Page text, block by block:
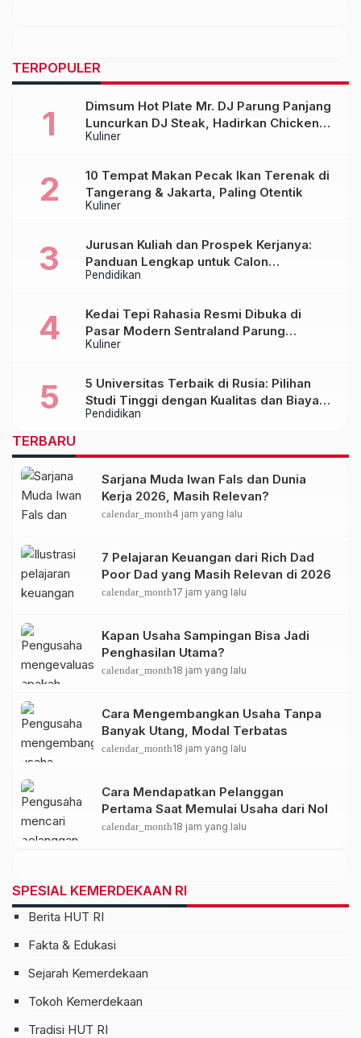
TERPOPULER
Kuliner
Dimsum Hot Plate Mr. DJ Parung Panjang
Luncurkan DJ Steak, Hadirkan Chicken
Steak Orisinal di Atas Hot Plate
Kuliner
10 Tempat Makan Pecak Ikan Terenak di
Tangerang & Jakarta, Paling Otentik
Pendidikan
Jurusan Kuliah dan Prospek Kerjanya:
Panduan Lengkap untuk Calon
Mahasiswa
Kuliner
Kedai Tepi Rahasia Resmi Dibuka di
Pasar Modern Sentraland Parung
Panjang, Hadirkan Sambal Rempah
Pendidikan
5 Universitas Terbaik di Rusia: Pilihan
Studi Tinggi dengan Kualitas dan Biaya
Terjangkau
TERBARU
Sarjana Muda Iwan Fals dan Dunia
Kerja 2026, Masih Relevan?
calendar_month4 jam yang lalu
7 Pelajaran Keuangan dari Rich Dad
Poor Dad yang Masih Relevan di 2026
calendar_month17 jam yang lalu
Kapan Usaha Sampingan Bisa Jadi
Penghasilan Utama?
calendar_month18 jam yang lalu
Cara Mengembangkan Usaha Tanpa
Banyak Utang, Modal Terbatas
calendar_month18 jam yang lalu
Cara Mendapatkan Pelanggan
Pertama Saat Memulai Usaha dari Nol
calendar_month18 jam yang lalu
SPESIAL KEMERDEKAAN RI
Berita HUT RI
Fakta & Edukasi
Sejarah Kemerdekaan
Tokoh Kemerdekaan
Tradisi HUT RI